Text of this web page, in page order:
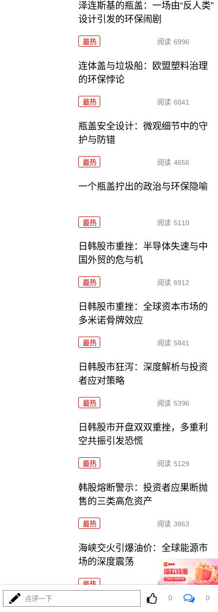
泽连斯基的瓶盖：一场由“反人类”
设计引发的环保闹剧
最热 阅读 6996
连体盖与垃圾船：欧盟塑料治理
的环保悖论
最热 阅读 6041
瓶盖安全设计：微观细节中的守
护与防错
最热 阅读 4656
一个瓶盖拧出的政治与环保隐喻
最热 阅读 5110
日韩股市重挫：半导体失速与中
国外贸的危与机
最热 阅读 6912
日韩股市重挫：全球资本市场的
多米诺骨牌效应
最热 阅读 5841
日韩股市狂泻：深度解析与投资
者应对策略
最热 阅读 5396
日韩股市开盘双双重挫，多重利
空共振引发恐慌
最热 阅读 5129
韩股熔断警示：投资者应果断抛
售的三类高危资产
最热 阅读 3863
海峡交火引爆油价：全球能源市
场的深度震荡
最热 阅读 5214
海峡交火下的民生之痛：当地居
点评一下 0 0